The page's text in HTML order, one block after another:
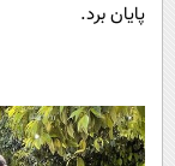
پایان برد.